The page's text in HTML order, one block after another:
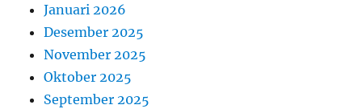
Januari 2026
Desember 2025
November 2025
Oktober 2025
September 2025